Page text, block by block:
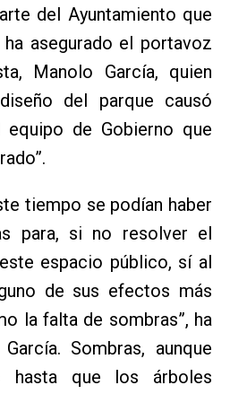
del Ayuntamiento que
asegurado el portavoz
Manolo García, quien
del parque causó
equipo de Gobierno que
tiempo se podían haber
para, si no resolver el
espacio público, sí al
de sus efectos más
la falta de sombras”, ha
Sombras, aunque
hasta que los árboles